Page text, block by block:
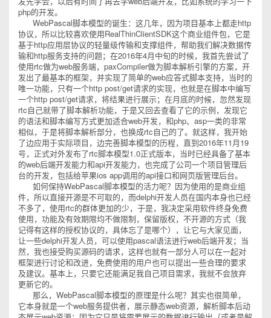
php的开发。
WebPascal脚本模型的诞生：这几年，因为项目基本上都走http
协议，所以比较喜欢使用RealThinClientSDK这个商业组件包，它是
基于http应用层协议的轻量级传输和支撑组件，帮助我们解决数据传
输和http服务支持的问题；在2016年4月中旬的时候，我首先尝试了
使用rtc做为web服务端，paxCompiler做为脚本解析引擎的方案，开
发出了最基本的框架，并实现了简单的web应答式脚本支持，当时的
唯一功能，只有一个http post/get请求的实现，也就是在脚本中编写
一个http post/get请求，将结果进行展示；在月底的时候，忽然发现
rtc自己就带了脚本解析功能，于是又回去查看了它的示例，发现它
的语法和脚本编写方式更加适合web开发，和php、asp一类的非常
相似，于是将脚本解析部分，也换成rtc自己的了。就这样，我开始
了边应用于实际项目，边完善脚本模型的历程，直到2016年11月19
号，正式对外发布了rtc脚本模型1.0正式版本，当时已经具备了基本
的web后端开发能力和api开发能力，也完成了公司一个项目管理后
台的开发，包括给苹果ios app调用的api接口和网页版管理后台。
如何保持WebPascal脚本模型的活力呢？因为使用的是商业组
件，所以直接开源是不可取的，而delphi开发人员在国内本身也已经
不多了，使用rtc的群体更加的少，于是，我决定采用软件终身免费
使用，功能及有效期限均不做限制，保留版权，不开源的方式（我
记得有这样的授权协议的，具体忘了是哪个），让它与大家见面，
让一些delphi开发人员，可以使用pascal语法进行web后端开发；当
然，我也接受购买源码的请求，这样也就有一部分人可以在一起对
框架进行讨论和改进，免费使用的用户也可以提出一些合理的要求
及建议。基本上，只要它还能满足我自己项目需求，我就不会放弃
更新它的。
那么，WebPascal脚本模型的原理是什么呢？其实也很简单，
它本身就是一个web服务提供者，展示静态web资源，解析脚本后动